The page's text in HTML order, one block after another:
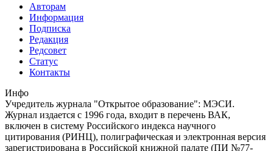
Авторам
Информация
Подписка
Редакция
Редсовет
Статус
Контакты
Инфо
Учредитель журнала "Открытое образование": МЭСИ.
Журнал издается с 1996 года, входит в перечень ВАК,
включен в систему Российского индекса научного
цитирования (РИНЦ), полиграфическая и электронная версия
зарегистрирована в Российской книжной палате (ПИ №77-